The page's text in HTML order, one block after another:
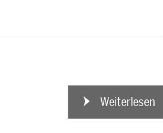
Weiterlesen
Weiterlesen